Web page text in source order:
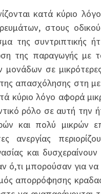
κατά κύριο
στους
της συντριπτικής
της παραγωγής με
σε
της απασχόλησης στη
λόγο αφορά
ρόλο σε αυτή
και πολύ μικρών
ανεργίας
και
ό,τι μπορούσαν για
απορρόφησης